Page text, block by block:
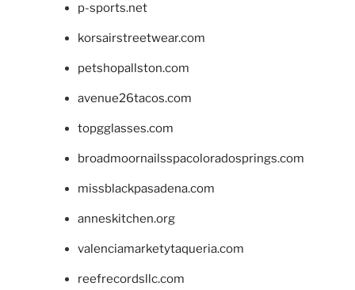
p-sports.net
korsairstreetwear.com
petshopallston.com
avenue26tacos.com
topgglasses.com
broadmoornailsspacoloradosprings.com
missblackpasadena.com
anneskitchen.org
valenciamarketytaqueria.com
reefrecordsllc.com